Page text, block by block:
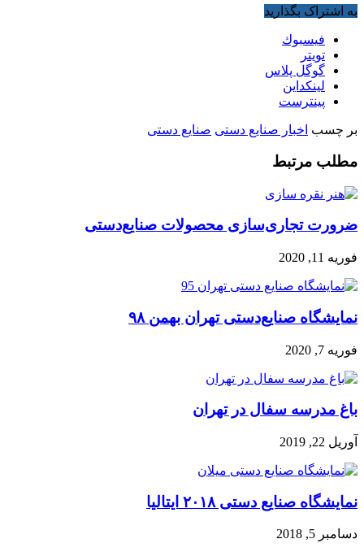
به اشتراک بگذارید
فيسبوك
تويتر
گوگل پلاس
لینکداین
پینترست
بر چسب اخبار صنایع دستی صنایع دستی
مطلب مرتبط
ضرورت تجاری‌سازی محصولات صنایع‌دستی
فوریه 11, 2020
نمایشگاه صنایع‌دستی تهران بهمن ۹۸
فوریه 7, 2020
باغ مدرسه سفال در تهران
آوریل 22, 2019
نمایشگاه صنایع دستی ۲۰۱۸ ایتالیا
دسامبر 5, 2018